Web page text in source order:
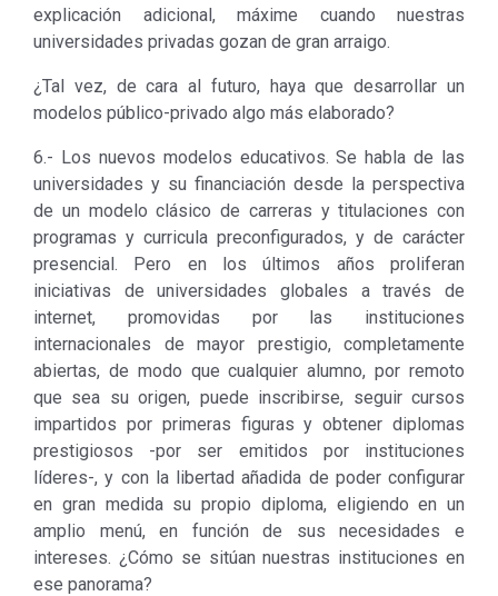
explicación adicional, máxime cuando nuestras
universidades privadas gozan de gran arraigo.
¿Tal vez, de cara al futuro, haya que desarrollar un
modelos público-privado algo más elaborado?
6.- Los nuevos modelos educativos. Se habla de las
universidades y su financiación desde la perspectiva
de un modelo clásico de carreras y titulaciones con
programas y curricula preconfigurados, y de carácter
presencial. Pero en los últimos años proliferan
iniciativas de universidades globales a través de
internet, promovidas por las instituciones
internacionales de mayor prestigio, completamente
abiertas, de modo que cualquier alumno, por remoto
que sea su origen, puede inscribirse, seguir cursos
impartidos por primeras figuras y obtener diplomas
prestigiosos -por ser emitidos por instituciones
líderes-, y con la libertad añadida de poder configurar
en gran medida su propio diploma, eligiendo en un
amplio menú, en función de sus necesidades e
intereses. ¿Cómo se sitúan nuestras instituciones en
ese panorama?